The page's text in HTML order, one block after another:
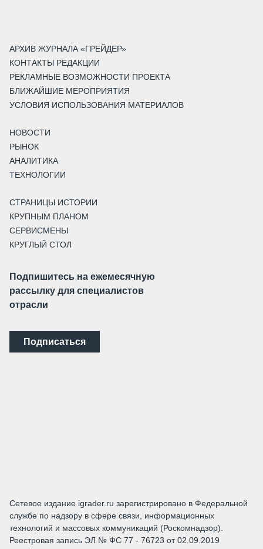
АРХИВ ЖУРНАЛА «ГРЕЙДЕР»
КОНТАКТЫ РЕДАКЦИИ
РЕКЛАМНЫЕ ВОЗМОЖНОСТИ ПРОЕКТА
БЛИЖАЙШИЕ МЕРОПРИЯТИЯ
УСЛОВИЯ ИСПОЛЬЗОВАНИЯ МАТЕРИАЛОВ
НОВОСТИ
РЫНОК
АНАЛИТИКА
ТЕХНОЛОГИИ
СТРАНИЦЫ ИСТОРИИ
КРУПНЫМ ПЛАНОМ
СЕРВИСМЕНЫ
КРУГЛЫЙ СТОЛ
Подпишитесь на ежемесячную
рассылку для специалистов
отрасли
Подписаться
Сетевое издание igrader.ru зарегистрировано в Федеральной
службе по надзору в сфере связи, информационных
технологий и массовых коммуникаций (Роскомнадзор).
Реестровая запись ЭЛ № ФС 77 - 76723 от 02.09.2019